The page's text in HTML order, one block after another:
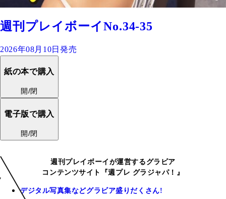
週刊プレイボーイNo.34-35
2026年08月10日発売
紙の本で購入
開/閉
電子版で購入
開/閉
週刊プレイボーイが運営するグラビア
コンテンツサイト『週プレ グラジャパ！』
デジタル写真集などグラビア盛りだくさん!